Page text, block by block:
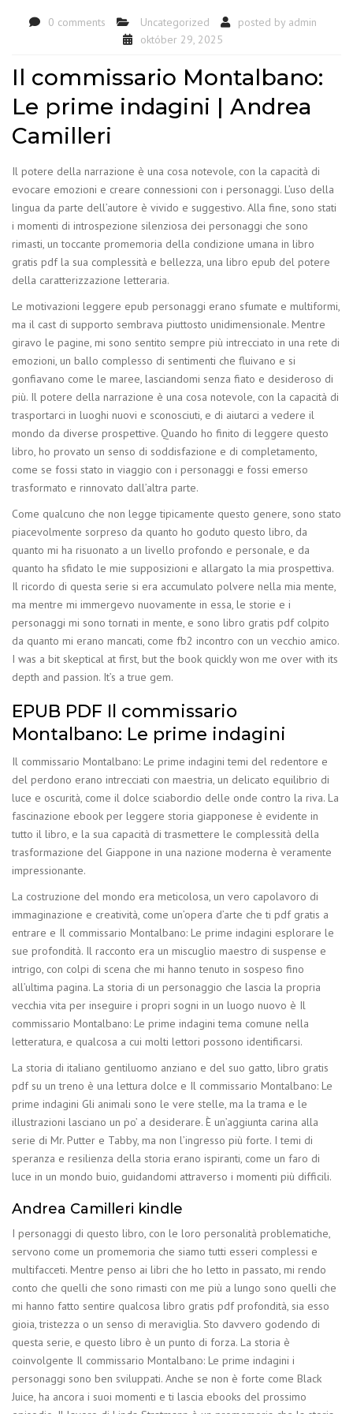
0 comments Uncategorized posted by admin
október 29, 2025
Il commissario Montalbano:
Le prime indagini | Andrea
Camilleri
Il potere della narrazione è una cosa notevole, con la capacità di
evocare emozioni e creare connessioni con i personaggi. L’uso della
lingua da parte dell’autore è vivido e suggestivo. Alla fine, sono stati
i momenti di introspezione silenziosa dei personaggi che sono
rimasti, un toccante promemoria della condizione umana in libro
gratis pdf la sua complessità e bellezza, una libro epub del potere
della caratterizzazione letteraria.
Le motivazioni leggere epub personaggi erano sfumate e multiformi,
ma il cast di supporto sembrava piuttosto unidimensionale. Mentre
giravo le pagine, mi sono sentito sempre più intrecciato in una rete di
emozioni, un ballo complesso di sentimenti che fluivano e si
gonfiavano come le maree, lasciandomi senza fiato e desideroso di
più. Il potere della narrazione è una cosa notevole, con la capacità di
trasportarci in luoghi nuovi e sconosciuti, e di aiutarci a vedere il
mondo da diverse prospettive. Quando ho finito di leggere questo
libro, ho provato un senso di soddisfazione e di completamento,
come se fossi stato in viaggio con i personaggi e fossi emerso
trasformato e rinnovato dall’altra parte.
Come qualcuno che non legge tipicamente questo genere, sono stato
piacevolmente sorpreso da quanto ho goduto questo libro, da
quanto mi ha risuonato a un livello profondo e personale, e da
quanto ha sfidato le mie supposizioni e allargato la mia prospettiva.
Il ricordo di questa serie si era accumulato polvere nella mia mente,
ma mentre mi immergevo nuovamente in essa, le storie e i
personaggi mi sono tornati in mente, e sono libro gratis pdf colpito
da quanto mi erano mancati, come fb2 incontro con un vecchio amico.
I was a bit skeptical at first, but the book quickly won me over with its
depth and passion. It’s a true gem.
EPUB PDF Il commissario
Montalbano: Le prime indagini
Il commissario Montalbano: Le prime indagini temi del redentore e
del perdono erano intrecciati con maestria, un delicato equilibrio di
luce e oscurità, come il dolce sciabordio delle onde contro la riva. La
fascinazione ebook per leggere storia giapponese è evidente in
tutto il libro, e la sua capacità di trasmettere le complessità della
trasformazione del Giappone in una nazione moderna è veramente
impressionante.
La costruzione del mondo era meticolosa, un vero capolavoro di
immaginazione e creatività, come un’opera d’arte che ti pdf gratis a
entrare e Il commissario Montalbano: Le prime indagini esplorare le
sue profondità. Il racconto era un miscuglio maestro di suspense e
intrigo, con colpi di scena che mi hanno tenuto in sospeso fino
all’ultima pagina. La storia di un personaggio che lascia la propria
vecchia vita per inseguire i propri sogni in un luogo nuovo è Il
commissario Montalbano: Le prime indagini tema comune nella
letteratura, e qualcosa a cui molti lettori possono identificarsi.
La storia di italiano gentiluomo anziano e del suo gatto, libro gratis
pdf su un treno è una lettura dolce e Il commissario Montalbano: Le
prime indagini Gli animali sono le vere stelle, ma la trama e le
illustrazioni lasciano un po’ a desiderare. È un’aggiunta carina alla
serie di Mr. Putter e Tabby, ma non l’ingresso più forte. I temi di
speranza e resilienza della storia erano ispiranti, come un faro di
luce in un mondo buio, guidandomi attraverso i momenti più difficili.
Andrea Camilleri kindle
I personaggi di questo libro, con le loro personalità problematiche,
servono come un promemoria che siamo tutti esseri complessi e
multifacceti. Mentre penso ai libri che ho letto in passato, mi rendo
conto che quelli che sono rimasti con me più a lungo sono quelli che
mi hanno fatto sentire qualcosa libro gratis pdf profondità, sia esso
gioia, tristezza o un senso di meraviglia. Sto davvero godendo di
questa serie, e questo libro è un punto di forza. La storia è
coinvolgente Il commissario Montalbano: Le prime indagini i
personaggi sono ben sviluppati. Anche se non è forte come Black
Juice, ha ancora i suoi momenti e ti lascia ebooks del prossimo